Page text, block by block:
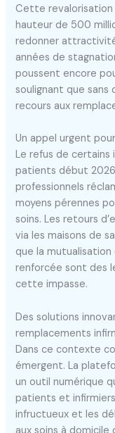
Cette revalorisation
hauteur de 500
redonner
années de
poussent encore
soulignant que
recours aux
Un appel urgent
Le refus de certains
patients début 2026
professionnels
moyens pérennes
soins. Les retours
via les maisons de
que la
renforcée sont des
cette impasse.
Des solutions
remplacements
Dans ce contexte
émergent. La
un outil numérique
patients et
infructueux et les
aux soins à domicile